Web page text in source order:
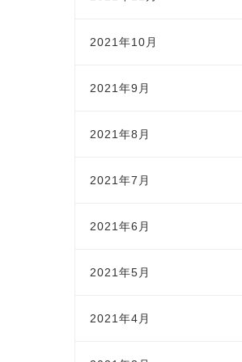
2021年10月
2021年9月
2021年8月
2021年7月
2021年6月
2021年5月
2021年4月